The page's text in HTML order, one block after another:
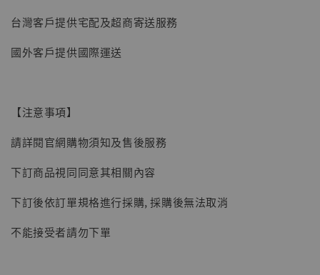
【現貨】BJSTUDIO 1/6系列可動蒐藏人偶 讓
NT$ 4,980
NT$ 5,300
加入購物車
台灣客戶提供宅配及超商寄送服務
國外客戶提供國際運送
【注意事項】
請詳閱官網購物須知及售後服務
下訂商品視同同意其相關內容
下訂後依訂單規格進行採購, 採購後無法取消
不能接受者請勿下單